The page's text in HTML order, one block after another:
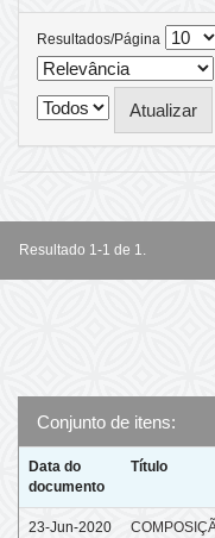
Resultados/Página
Resultado 1-1 de 1.
Conjunto de itens:
Data do
documento
Título
23-Jun-2020